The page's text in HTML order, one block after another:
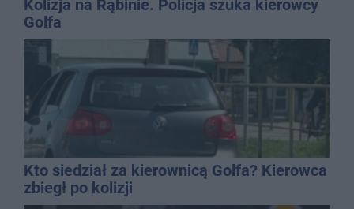
Kolizja na Rąbinie. Policja szuka kierowcy
Golfa
Kto siedział za kierownicą Golfa? Kierowca
zbiegł po kolizji